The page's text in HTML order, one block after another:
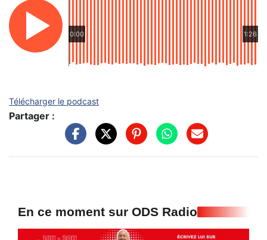
0:00 1:26
Télécharger le podcast
Partager :
En ce moment sur ODS Radio